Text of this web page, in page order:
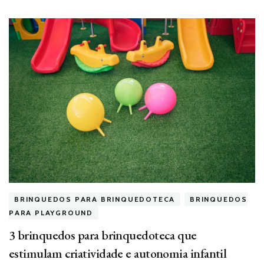
BRINQUEDOS PARA BRINQUEDOTECA
BRINQUEDOS
PARA PLAYGROUND
3 brinquedos para brinquedoteca que
estimulam criatividade e autonomia infantil